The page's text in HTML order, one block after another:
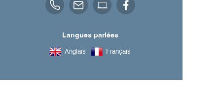
Langues parlées
Anglais Français